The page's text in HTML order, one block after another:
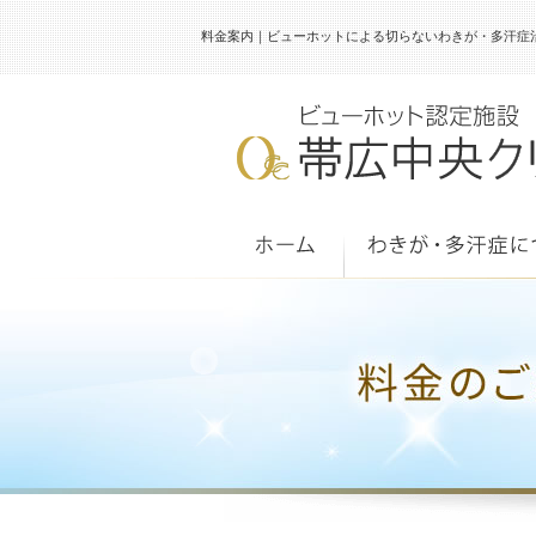
料金案内｜ビューホットによる切らないわきが・多汗症